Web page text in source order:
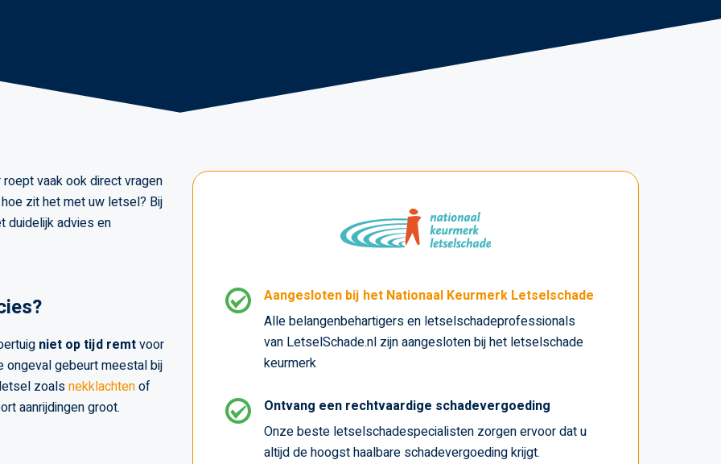
vaak ook direct vragen
zit het met uw letsel? Bij
duidelijk advies en
niet op tijd remtvoor
ongeval gebeurt meestal bij
zoalsnekklachtenof
aanrijdingen groot.
Aangesloten bij het Nationaal Keurmerk Letselschade
Alle belangenbehartigers en letselschadeprofessionals
van LetselSchade.nl zijn aangesloten bij het letselschade
keurmerk
Ontvang een rechtvaardige schadevergoeding
Onze beste letselschadespecialisten zorgen ervoor dat u
altijd de hoogst haalbare schadevergoeding krijgt.